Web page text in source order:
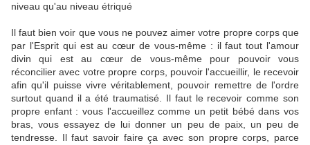
niveau qu'au niveau étriqué
Il faut bien voir que vous ne pouvez aimer votre propre corps que
par l'Esprit qui est au cœur de vous-même : il faut tout l'amour
divin qui est au cœur de vous-même pour pouvoir vous
réconcilier avec votre propre corps, pouvoir l'accueillir, le recevoir
afin qu'il puisse vivre véritablement, pouvoir remettre de l'ordre
surtout quand il a été traumatisé. Il faut le recevoir comme son
propre enfant : vous l'accueillez comme un petit bébé dans vos
bras, vous essayez de lui donner un peu de paix, un peu de
tendresse. Il faut savoir faire ça avec son propre corps, parce